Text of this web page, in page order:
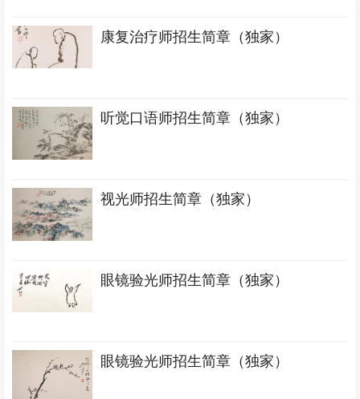
康复治疗师招生简章（独家）
听觉口语师招生简章（独家）
视光师招生简章（独家）
眼镜验光师招生简章（独家）
眼镜验光师招生简章（独家）